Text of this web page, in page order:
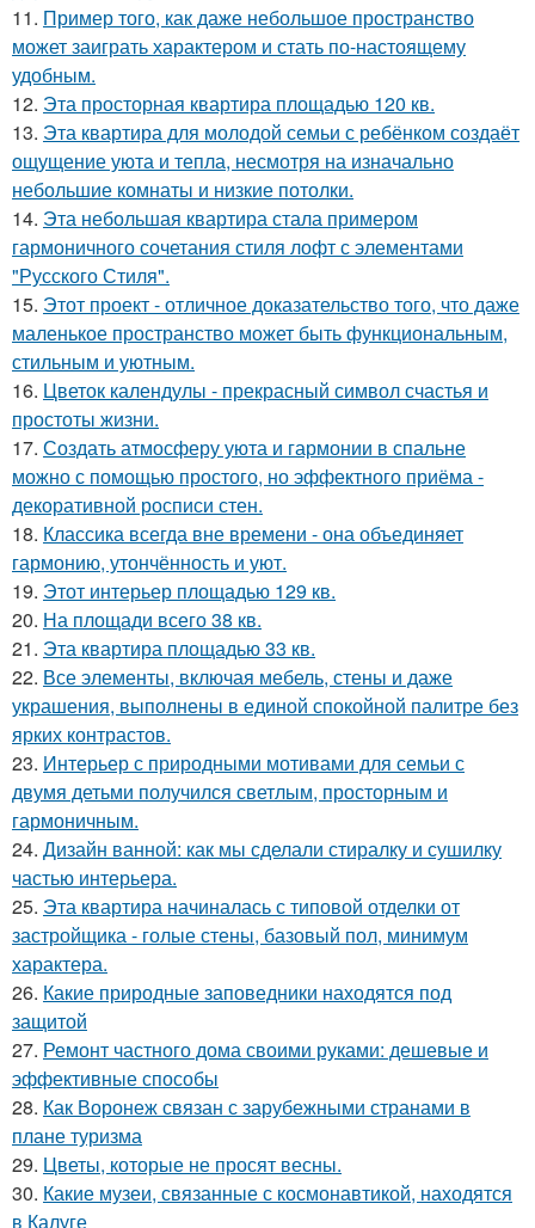
11. Пример того, как даже небольшое пространство
может заиграть характером и стать по-настоящему
удобным.
12. Эта просторная квартира площадью 120 кв.
13. Эта квартира для молодой семьи с ребёнком создаёт
ощущение уюта и тепла, несмотря на изначально
небольшие комнаты и низкие потолки.
14. Эта небольшая квартира стала примером
гармоничного сочетания стиля лофт с элементами
"Русского Стиля".
15. Этот проект - отличное доказательство того, что даже
маленькое пространство может быть функциональным,
стильным и уютным.
16. Цветок календулы - прекрасный символ счастья и
простоты жизни.
17. Создать атмосферу уюта и гармонии в спальне
можно с помощью простого, но эффектного приёма -
декоративной росписи стен.
18. Классика всегда вне времени - она объединяет
гармонию, утончённость и уют.
19. Этот интерьер площадью 129 кв.
20. На площади всего 38 кв.
21. Эта квартира площадью 33 кв.
22. Все элементы, включая мебель, стены и даже
украшения, выполнены в единой спокойной палитре без
ярких контрастов.
23. Интерьер с природными мотивами для семьи с
двумя детьми получился светлым, просторным и
гармоничным.
24. Дизайн ванной: как мы сделали стиралку и сушилку
частью интерьера.
25. Эта квартира начиналась с типовой отделки от
застройщика - голые стены, базовый пол, минимум
характера.
26. Какие природные заповедники находятся под
защитой
27. Ремонт частного дома своими руками: дешевые и
эффективные способы
28. Как Воронеж связан с зарубежными странами в
плане туризма
29. Цветы, которые не просят весны.
30. Какие музеи, связанные с космонавтикой, находятся
в Калуге